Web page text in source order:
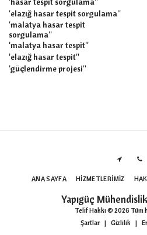
'elazığ hasar tespit sorgulama''
'malatya hasar tespit
sorgulama''
'malatya hasar tespit''
'elazığ hasar tespit''
'güçlendirme projesi''
Yapıgüç
Telif Hakkı © 2026 Tüm
Şartlar| Gizlilik |
ANA SAYFA HIZMETLERIMIZ